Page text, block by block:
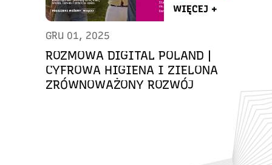
WIĘCEJ +
GRU 01, 2025
ROZMOWA DIGITAL POLAND |
CYFROWA HIGIENA I ZIELONA
ZRÓWNOWAŻONY ROZWÓJ